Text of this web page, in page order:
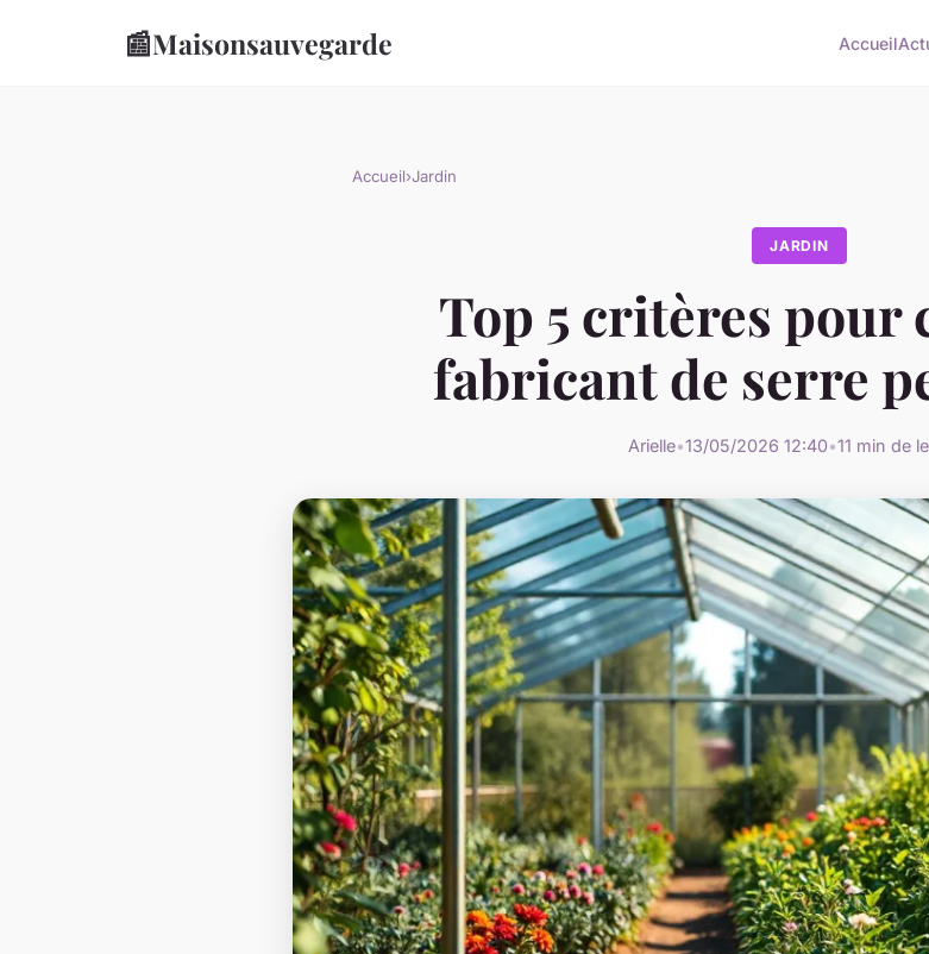
📰Maisonsauvegarde Accueil
Accueil›Jardin
JARDIN
Top 5 critères pour
fabricant de serre
Arielle•13/05/2026 12:40•11 min de